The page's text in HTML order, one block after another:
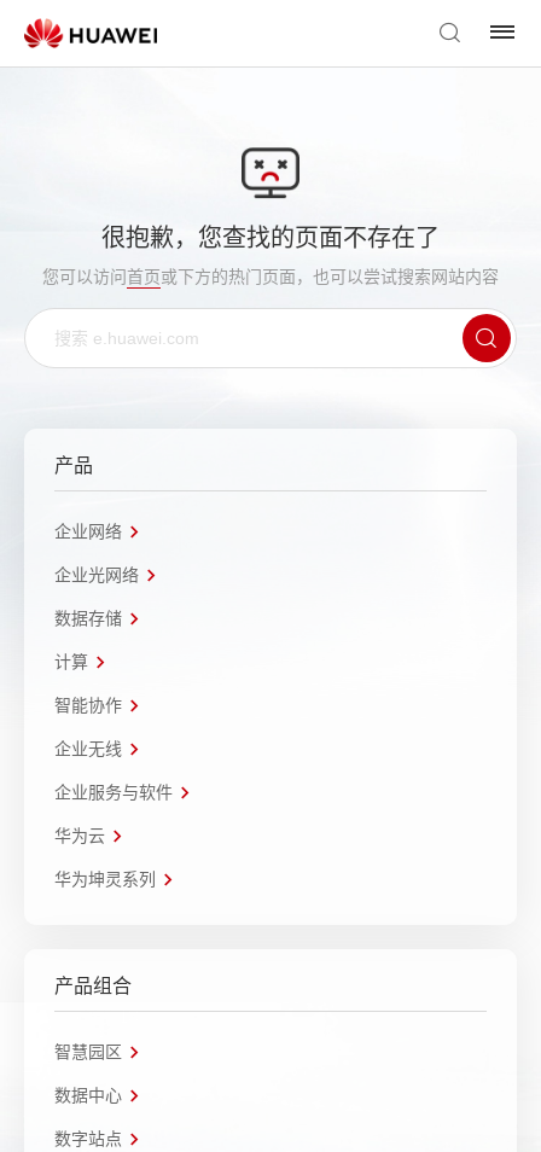
很抱歉，您查找的页面不存在了
您可以访问首页或下方的热门页面，也可以尝试搜索网站内容
产品
企业网络
企业光网络
数据存储
计算
智能协作
企业无线
企业服务与软件
华为云
华为坤灵系列
产品组合
智慧园区
数据中心
数字站点